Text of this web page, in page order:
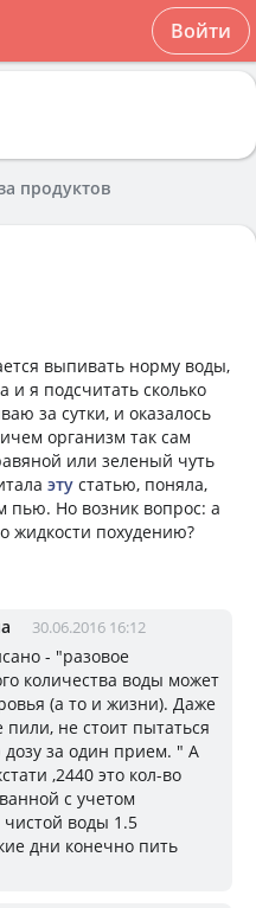
Войти
продуктов
выпивать норму воды,
я подсчитать сколько
за сутки, и оказалось
организм так сам
или зеленый чуть
эту статью, поняла,
пью. Но возник вопрос: а
жидкости похудению?
30.06.2016 16:12
- "разовое
количества воды может
(а то и жизни). Даже
не стоит пытаться
за один прием. " А
,2440 это кол-во
с учетом
чистой воды 1.5
дни конечно пить